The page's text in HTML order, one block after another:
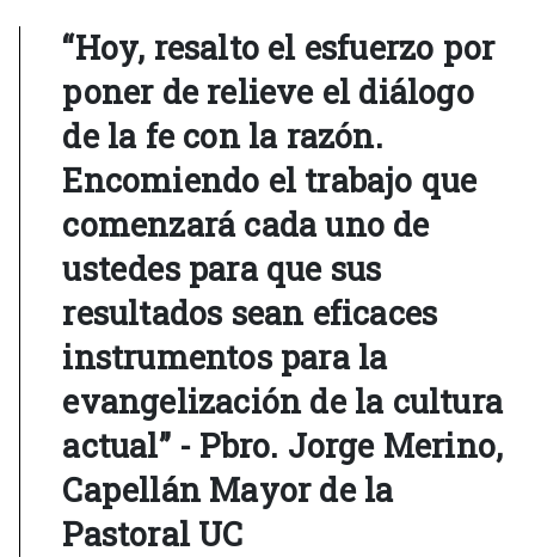
“Hoy, resalto el esfuerzo por
poner de relieve el diálogo
de la fe con la razón.
Encomiendo el trabajo que
comenzará cada uno de
ustedes para que sus
resultados sean eficaces
instrumentos para la
evangelización de la cultura
actual” - Pbro. Jorge Merino,
Capellán Mayor de la
Pastoral UC